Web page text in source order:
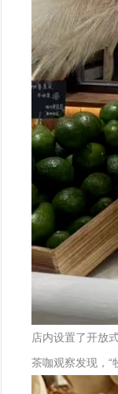
店内设置了开放
茶咖观察发现，